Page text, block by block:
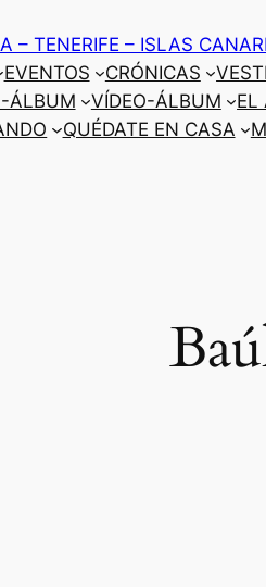
TENERIFE – ISLAS
EVENTOS CRÓNICAS
ÁLBUM VÍDEO-ÁLBUM EL
QUÉDATE EN CASA